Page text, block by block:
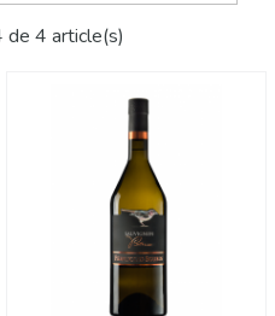
4 article(s)